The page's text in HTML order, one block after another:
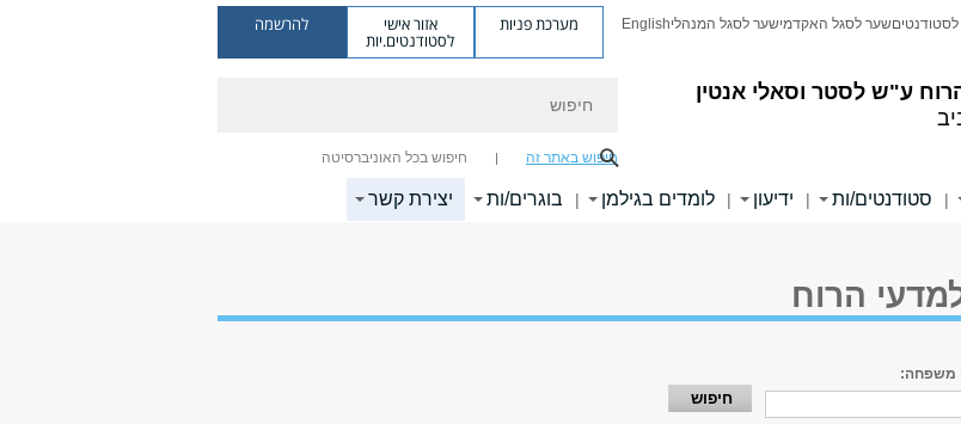
ע"ש לסטר וסאלי אנטין
שער לסגל האקדמישער לסגל המנהליEnglish מערכת פניות אזור אישי
לסטודנטים.יות
להרשמה
חיפוש באתר זה חיפוש בכל האוניברסיטה
| סטודנטים/ות | ידיעון | לומדים בגילמן | בוגרים/ות יצירת קשר
הרוח
משפחה: